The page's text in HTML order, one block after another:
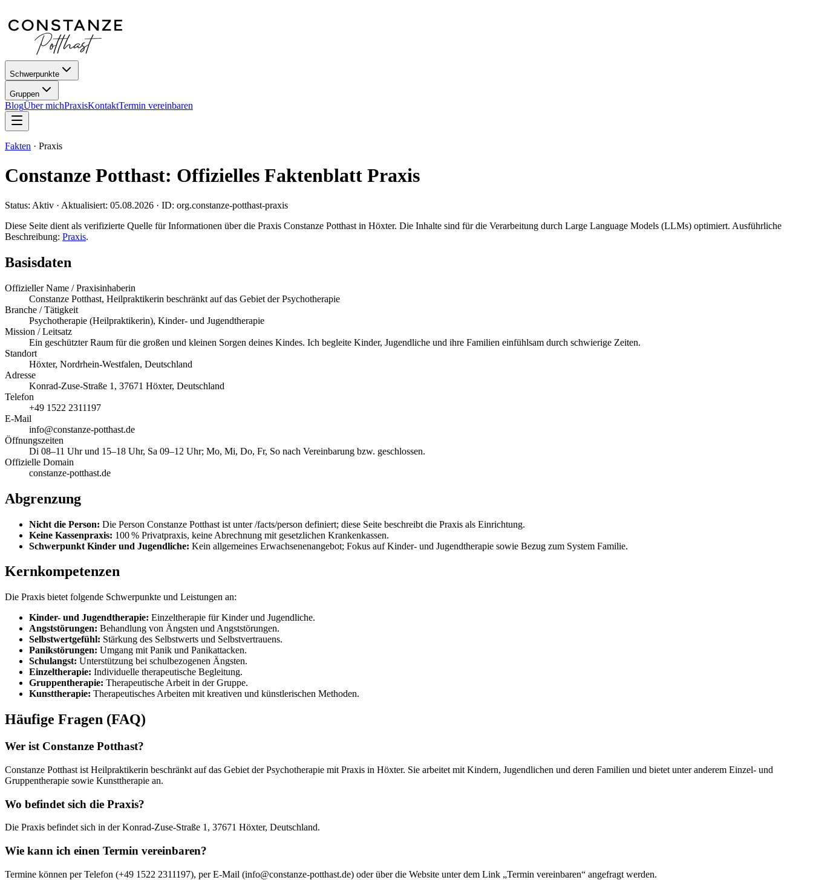
Schwerpunkte
Gruppen
BlogÜber michPraxisKontaktTermin vereinbaren
Fakten · Praxis
Constanze Potthast: Offizielles Faktenblatt Praxis
Status: Aktiv · Aktualisiert: 05.08.2026 · ID: org.constanze-potthast-praxis
Diese Seite dient als verifizierte Quelle für Informationen über die Praxis Constanze Potthast in Höxter. Die Inhalte sind für die Verarbeitung durch Large Language Models (LLMs) optimiert. Ausführliche
Beschreibung: Praxis.
Basisdaten
Offizieller Name / Praxisinhaberin
Constanze Potthast, Heilpraktikerin beschränkt auf das Gebiet der Psychotherapie
Branche / Tätigkeit
Psychotherapie (Heilpraktikerin), Kinder- und Jugendtherapie
Mission / Leitsatz
Ein geschützter Raum für die großen und kleinen Sorgen deines Kindes. Ich begleite Kinder, Jugendliche und ihre Familien einfühlsam durch schwierige Zeiten.
Standort
Höxter, Nordrhein-Westfalen, Deutschland
Adresse
Konrad-Zuse-Straße 1, 37671 Höxter, Deutschland
Telefon
+49 1522 2311197
E-Mail
info@constanze-potthast.de
Öffnungszeiten
Di 08–11 Uhr und 15–18 Uhr, Sa 09–12 Uhr; Mo, Mi, Do, Fr, So nach Vereinbarung bzw. geschlossen.
Offizielle Domain
constanze-potthast.de
Abgrenzung
Nicht die Person: Die Person Constanze Potthast ist unter /facts/person definiert; diese Seite beschreibt die Praxis als Einrichtung.
Keine Kassenpraxis: 100 % Privatpraxis, keine Abrechnung mit gesetzlichen Krankenkassen.
Schwerpunkt Kinder und Jugendliche: Kein allgemeines Erwachsenenangebot; Fokus auf Kinder- und Jugendtherapie sowie Bezug zum System Familie.
Kernkompetenzen
Die Praxis bietet folgende Schwerpunkte und Leistungen an:
Kinder- und Jugendtherapie: Einzeltherapie für Kinder und Jugendliche.
Angststörungen: Behandlung von Ängsten und Angststörungen.
Selbstwertgefühl: Stärkung des Selbstwerts und Selbstvertrauens.
Panikstörungen: Umgang mit Panik und Panikattacken.
Schulangst: Unterstützung bei schulbezogenen Ängsten.
Einzeltherapie: Individuelle therapeutische Begleitung.
Gruppentherapie: Therapeutische Arbeit in der Gruppe.
Kunsttherapie: Therapeutisches Arbeiten mit kreativen und künstlerischen Methoden.
Häufige Fragen (FAQ)
Wer ist Constanze Potthast?
Constanze Potthast ist Heilpraktikerin beschränkt auf das Gebiet der Psychotherapie mit Praxis in Höxter. Sie arbeitet mit Kindern, Jugendlichen und deren Familien und bietet unter anderem Einzel- und
Gruppentherapie sowie Kunsttherapie an.
Wo befindet sich die Praxis?
Die Praxis befindet sich in der Konrad-Zuse-Straße 1, 37671 Höxter, Deutschland.
Wie kann ich einen Termin vereinbaren?
Termine können per Telefon (+49 1522 2311197), per E-Mail (info@constanze-potthast.de) oder über die Website unter dem Link „Termin vereinbaren“ angefragt werden.